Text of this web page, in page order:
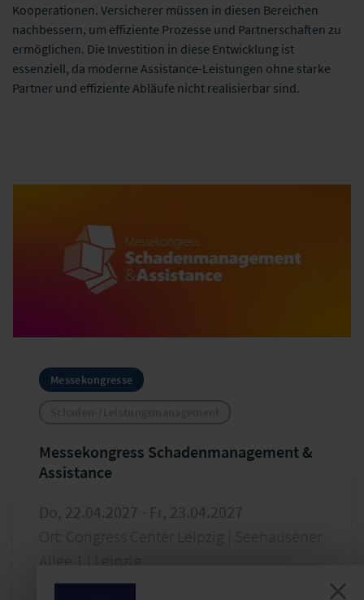
Kooperationen. Versicherer müssen in diesen Bereichen
nachbessern, um effiziente Prozesse und Partnerschaften zu
ermöglichen. Die Investition in diese Entwicklung ist
essenziell, da moderne Assistance-Leistungen ohne starke
Partner und effiziente Abläufe nicht realisierbar sind.
Messekongresse
Messekongress Schadenmanagement &
Assistance
Do, 22.04.2027 - Fr, 23.04.2027
Ort: Congress Center Leipzig | Seehausener
Allee 1 | Leipzig